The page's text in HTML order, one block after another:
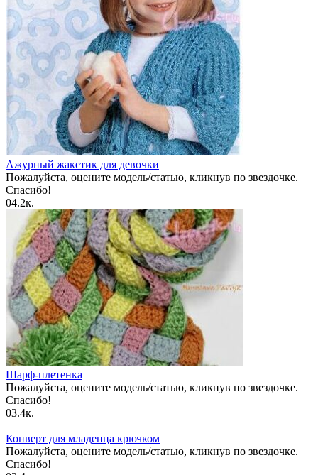
Ажурный жакетик для девочки
Пожалуйста, оцените модель/статью, кликнув по звездочке.
Спасибо!
04.2к.
Шарф-плетенка
Пожалуйста, оцените модель/статью, кликнув по звездочке.
Спасибо!
03.4к.
Конверт для младенца крючком
Пожалуйста, оцените модель/статью, кликнув по звездочке.
Спасибо!